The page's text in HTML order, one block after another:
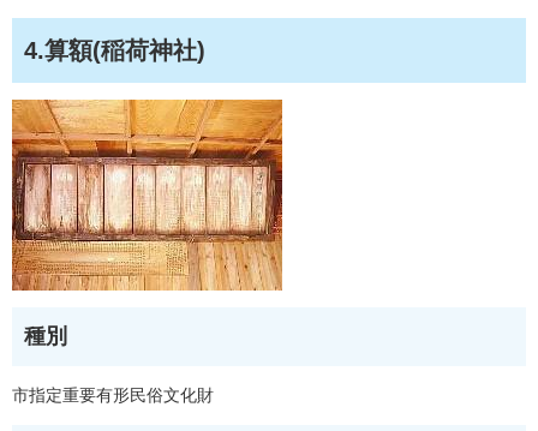
4.算額(稲荷神社)
種別
市指定重要有形民俗文化財